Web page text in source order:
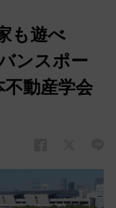
も遊べ
ンスポー
動産学会